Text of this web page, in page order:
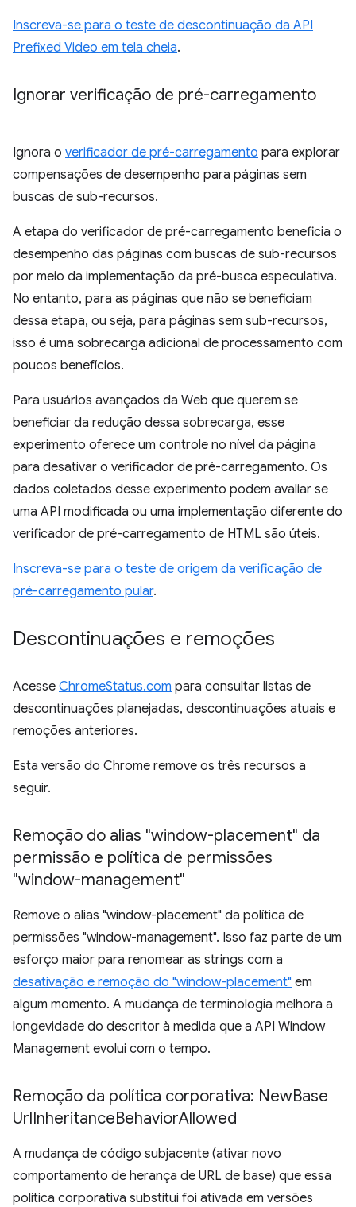
Inscreva-se para o teste de descontinuação da API
Prefixed Video em tela cheia.
Ignorar verificação de pré-carregamento
Ignora o verificador de pré-carregamento para explorar
compensações de desempenho para páginas sem
buscas de sub-recursos.
A etapa do verificador de pré-carregamento beneficia o
desempenho das páginas com buscas de sub-recursos
por meio da implementação da pré-busca especulativa.
No entanto, para as páginas que não se beneficiam
dessa etapa, ou seja, para páginas sem sub-recursos,
isso é uma sobrecarga adicional de processamento com
poucos benefícios.
Para usuários avançados da Web que querem se
beneficiar da redução dessa sobrecarga, esse
experimento oferece um controle no nível da página
para desativar o verificador de pré-carregamento. Os
dados coletados desse experimento podem avaliar se
uma API modificada ou uma implementação diferente do
verificador de pré-carregamento de HTML são úteis.
Inscreva-se para o teste de origem da verificação de
pré-carregamento pular.
Descontinuações e remoções
Acesse ChromeStatus.com para consultar listas de
descontinuações planejadas, descontinuações atuais e
remoções anteriores.
Esta versão do Chrome remove os três recursos a
seguir.
Remoção do alias "window-placement" da
permissão e política de permissões
"window-management"
Remove o alias "window-placement" da política de
permissões "window-management". Isso faz parte de um
esforço maior para renomear as strings com a
desativação e remoção do "window-placement" em
algum momento. A mudança de terminologia melhora a
longevidade do descritor à medida que a API Window
Management evolui com o tempo.
Remoção da política corporativa: NewBase
UrlInheritanceBehaviorAllowed
A mudança de código subjacente (ativar novo
comportamento de herança de URL de base) que essa
política corporativa substitui foi ativada em versões